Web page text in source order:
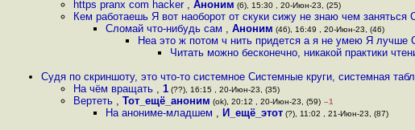
https pranx com hacker , Аноним (6), 15:30 , 20-Июн-23, (25)
Кем работаешь Я вот наоборот от скуки сижу не знаю чем заняться
Сломай что-нибудь сам , Аноним (46), 16:49 , 20-Июн-23, (46)
Неа это ж потом ч нить придется а я не умею Я лучше
Читать можно бесконечно, никакой практики
Судя по скриншоту, это что-то системное Системные круги, системная
На чём вращать , 1 (??), 16:15 , 20-Июн-23, (35)
Вертеть , Тот_ещё_аноним (ok), 20:12 , 20-Июн-23, (59) –1
На анониме-младшем , И_ещё_этот (?), 11:02 , 21-Июн-23, (87)